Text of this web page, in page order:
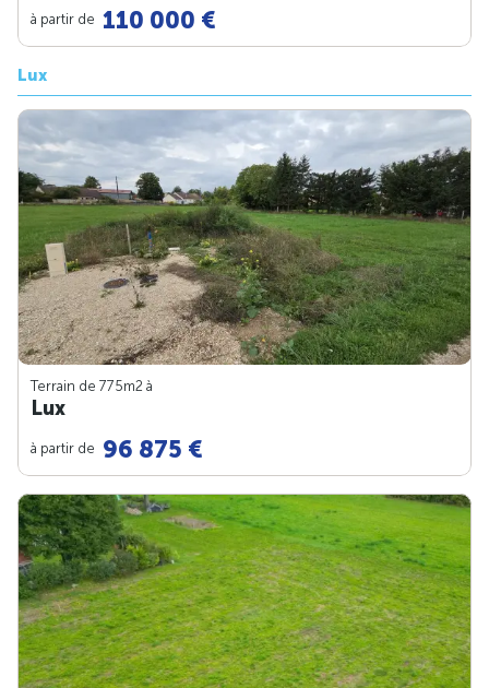
à partir de 110 000 €
Lux
Terrain de 775m2 à
Lux
à partir de 96 875 €